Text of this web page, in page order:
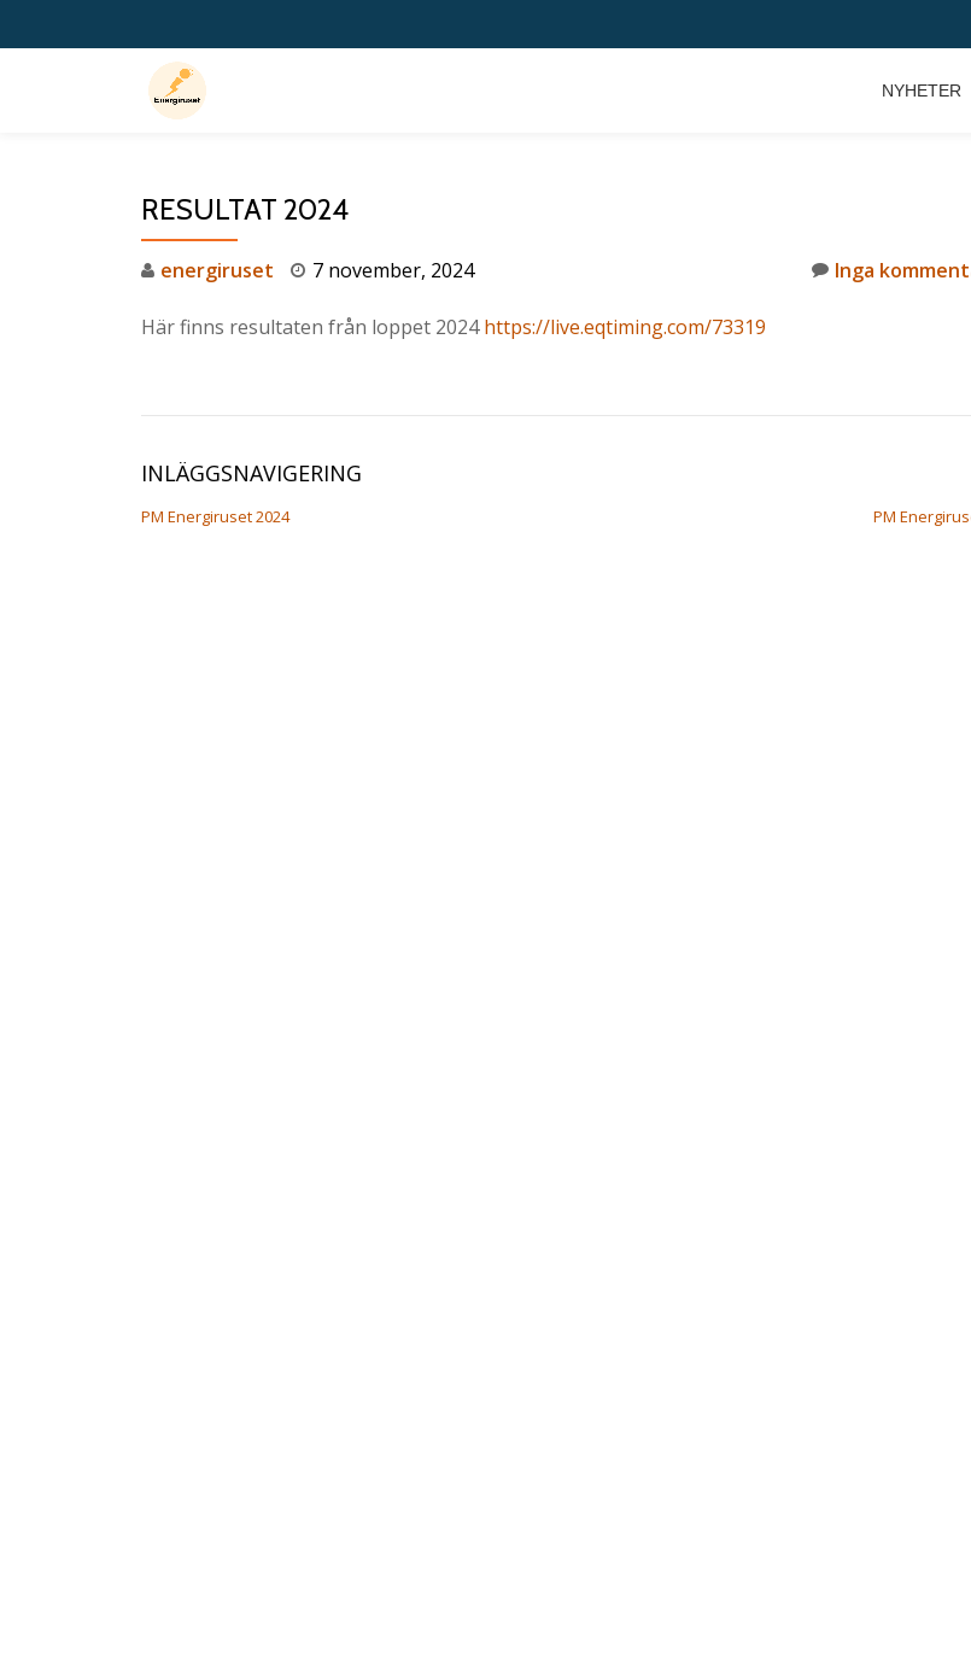
NYHETER
RESULTAT 2024
energiruset 7 november, 2024 Inga
Här finns resultaten från loppet 2024https://live.eqtiming.com/73319
INLÄGGSNAVIGERING
PM Energiruset 2024 PM